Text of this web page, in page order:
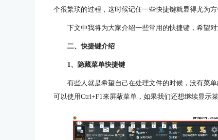
个很繁琐的过程，这时候记住一些快捷键就显得尤为
下文中我将为大家介绍一些常用的快捷键，希望
二、快捷键介绍
1、隐藏菜单快捷键
有些人就是希望自己在处理文件的时候，没有菜
可以使用Ctrl+F1来屏蔽菜单，如果我们还想继续显示